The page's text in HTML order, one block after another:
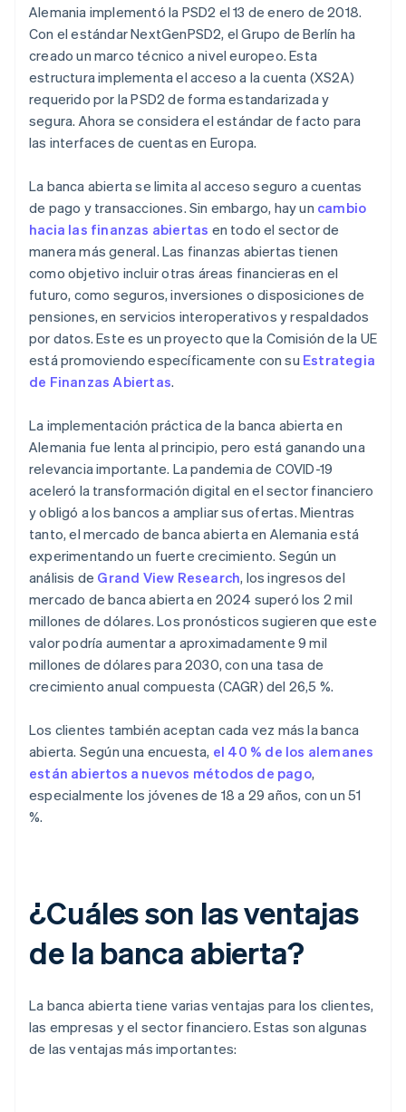
Alemania implementó la PSD2 el 13 de enero de 2018.
Con el estándar NextGenPSD2, el Grupo de Berlín ha
creado un marco técnico a nivel europeo. Esta
estructura implementa el acceso a la cuenta (XS2A)
requerido por la PSD2 de forma estandarizada y
segura. Ahora se considera el estándar de facto para
las interfaces de cuentas en Europa.
La banca abierta se limita al acceso seguro a cuentas
de pago y transacciones. Sin embargo, hay un cambio
hacia las finanzas abiertas en todo el sector de
manera más general. Las finanzas abiertas tienen
como objetivo incluir otras áreas financieras en el
futuro, como seguros, inversiones o disposiciones de
pensiones, en servicios interoperativos y respaldados
por datos. Este es un proyecto que la Comisión de la UE
está promoviendo específicamente con su Estrategia
de Finanzas Abiertas.
La implementación práctica de la banca abierta en
Alemania fue lenta al principio, pero está ganando una
relevancia importante. La pandemia de COVID-19
aceleró la transformación digital en el sector financiero
y obligó a los bancos a ampliar sus ofertas. Mientras
tanto, el mercado de banca abierta en Alemania está
experimentando un fuerte crecimiento. Según un
análisis de Grand View Research, los ingresos del
mercado de banca abierta en 2024 superó los 2 mil
millones de dólares. Los pronósticos sugieren que este
valor podría aumentar a aproximadamente 9 mil
millones de dólares para 2030, con una tasa de
crecimiento anual compuesta (CAGR) del 26,5 %.
Los clientes también aceptan cada vez más la banca
abierta. Según una encuesta, el 40 % de los alemanes
están abiertos a nuevos métodos de pago,
especialmente los jóvenes de 18 a 29 años, con un 51
%.
¿Cuáles son las ventajas
de la banca abierta?
La banca abierta tiene varias ventajas para los clientes,
las empresas y el sector financiero. Estas son algunas
de las ventajas más importantes: